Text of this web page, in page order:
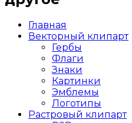
Главная
Векторный клипарт
Гербы
Флаги
Знаки
Картинки
Эмблемы
Логотипы
Растровый клипарт